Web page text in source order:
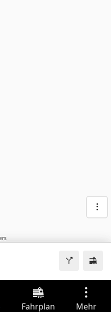
Fahrplan Mehr